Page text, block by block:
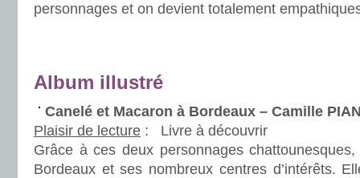
personnages et on devient totalement
Album illustré
Canelé et Macaron à Bordeaux – Camille
Plaisir de lecture :
Livre à découvrir
Grâce à ces deux personnages
Bordeaux et ses nombreux centres d’intérêts.